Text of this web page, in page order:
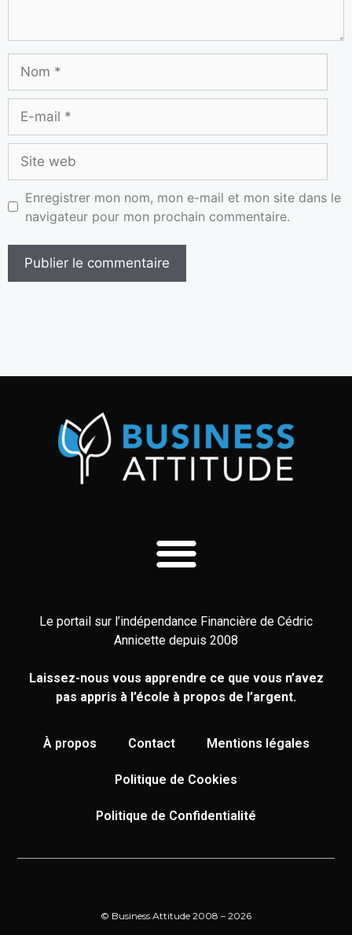
Enregistrer mon nom, mon e-mail et mon site dans le
navigateur pour mon prochain commentaire.
Le portail sur l’indépendance Financière de Cédric
Annicette depuis 2008
Laissez-nous vous apprendre ce que vous n’avez
pas appris à l’école à propos de l’argent.
À propos Contact Mentions légales
Politique de Cookies
Politique de Confidentialité
© Business Attitude 2008 – 2026